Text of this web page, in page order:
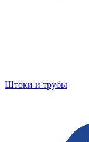
Штоки и трубы